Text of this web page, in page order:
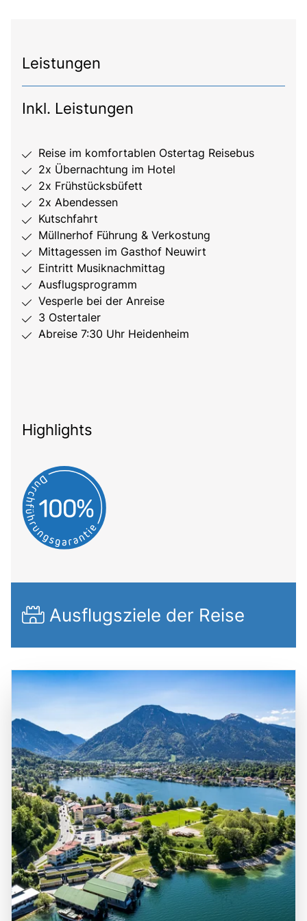
Leistungen
Inkl. Leistungen
Reise im komfortablen Ostertag Reisebus
2x Übernachtung im Hotel
2x Frühstücksbüfett
2x Abendessen
Kutschfahrt
Müllnerhof Führung & Verkostung
Mittagessen im Gasthof Neuwirt
Eintritt Musiknachmittag
Ausflugsprogramm
Vesperle bei der Anreise
3 Ostertaler
Abreise 7:30 Uhr Heidenheim
Highlights
Ausflugsziele der Reise